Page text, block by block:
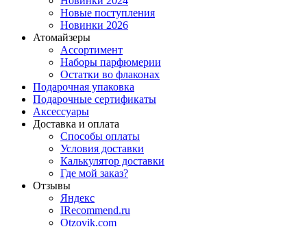
Новые поступления
Новинки 2026
Атомайзеры
Ассортимент
Наборы парфюмерии
Остатки во флаконах
Подарочная упаковка
Подарочные сертификаты
Аксессуары
Доставка и оплата
Способы оплаты
Условия доставки
Калькулятор доставки
Где мой заказ?
Отзывы
Яндекс
IRecommend.ru
Otzovik.com